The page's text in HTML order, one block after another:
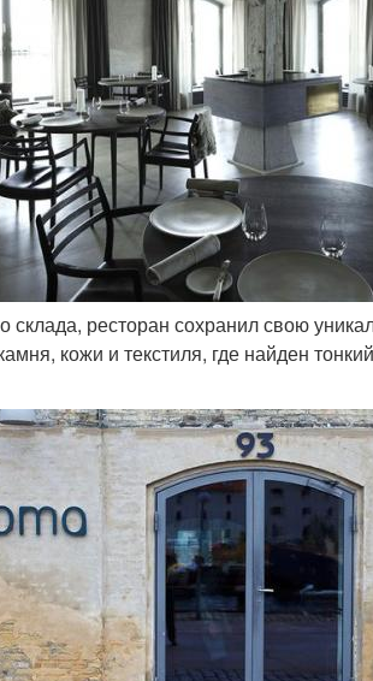
склада, ресторан сохранил свою
кожи и текстиля, где найден